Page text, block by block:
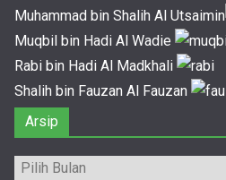
Muhammad bin Shalih Al Utsaimin
Muqbil bin Hadi Al Wadie
Rabi bin Hadi Al Madkhali
Shalih bin Fauzan Al Fauzan
Arsip
Arsip